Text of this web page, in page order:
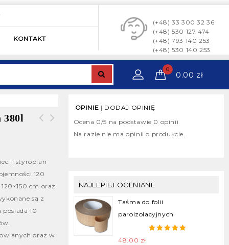
KONTAKT
(+48) 33 300 32 36
(+48) 530 127 474
(+48) 793 140 253
(+48) 530 140 253
0
0.00 zł
OPINIE | DODAJ OPINIĘ
Ocena 0/5 na podstawie 0 opinii
Na razie nie ma opinii o produkcie.
NAJLEPIEJ OCENIANE
Taśma do folii
paroizolacyjnych
48.00 zł
Najmocniejsza taśma
pakowa samoprzylepna –
taśma strapingowa – FILM
380l
i styropian
120
cm oraz
są z
10
oraz w